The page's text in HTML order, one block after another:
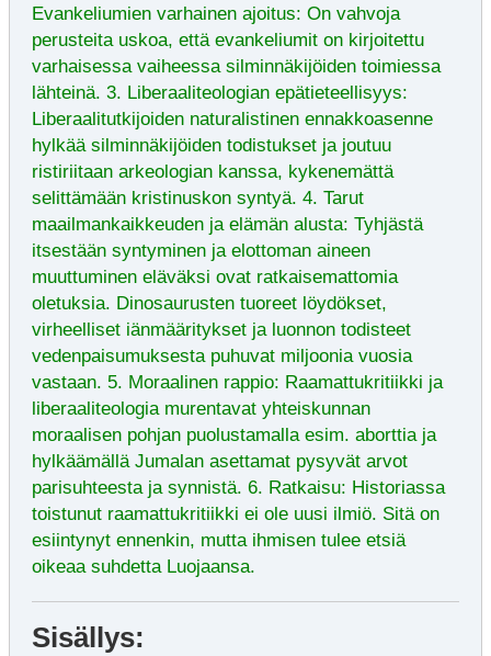
Evankeliumien varhainen ajoitus: On vahvoja
perusteita uskoa, että evankeliumit on kirjoitettu
varhaisessa vaiheessa silminnäkijöiden toimiessa
lähteinä. 3. Liberaaliteologian epätieteellisyys:
Liberaalitutkijoiden naturalistinen ennakkoasenne
hylkää silminnäkijöiden todistukset ja joutuu
ristiriitaan arkeologian kanssa, kykenemättä
selittämään kristinuskon syntyä. 4. Tarut
maailmankaikkeuden ja elämän alusta: Tyhjästä
itsestään syntyminen ja elottoman aineen
muuttuminen eläväksi ovat ratkaisemattomia
oletuksia. Dinosaurusten tuoreet löydökset,
virheelliset iänmääritykset ja luonnon todisteet
vedenpaisumuksesta puhuvat miljoonia vuosia
vastaan. 5. Moraalinen rappio: Raamattukritiikki ja
liberaaliteologia murentavat yhteiskunnan
moraalisen pohjan puolustamalla esim. aborttia ja
hylkäämällä Jumalan asettamat pysyvät arvot
parisuhteesta ja synnistä. 6. Ratkaisu: Historiassa
toistunut raamattukritiikki ei ole uusi ilmiö. Sitä on
esiintynyt ennenkin, mutta ihmisen tulee etsiä
oikeaa suhdetta Luojaansa.
Sisällys: